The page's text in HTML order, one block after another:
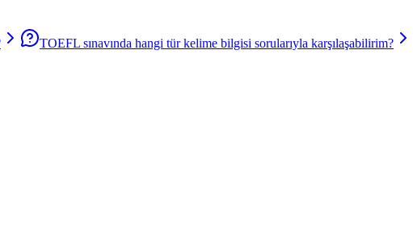
TOEFL sınavında hangi tür kelime bilgisi sorularıyla karşılaşabilirim?